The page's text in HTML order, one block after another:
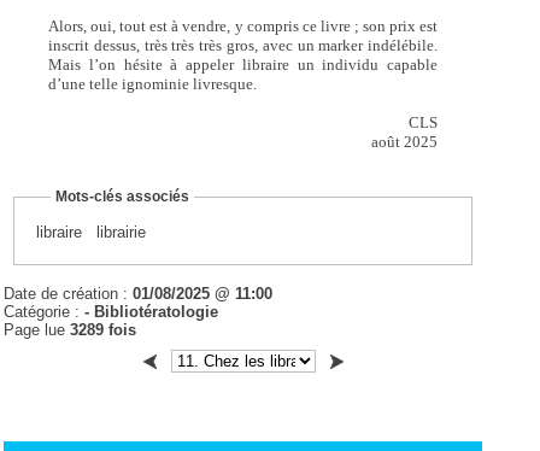
Alors, oui, tout est à vendre, y compris ce livre ; son prix est
inscrit dessus, très très très gros, avec un marker indélébile.
Mais l’on hésite à appeler libraire un individu capable
d’une telle ignominie livresque.
CLS
août 2025
Mots-clés associés
libraire librairie
Date de création :01/08/2025 @ 11:00
Catégorie :- Bibliotératologie
Page lue3289 fois